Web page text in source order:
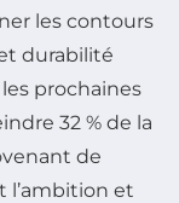
les contours
durabilité
prochaines
32 % de la
de
l’ambition et